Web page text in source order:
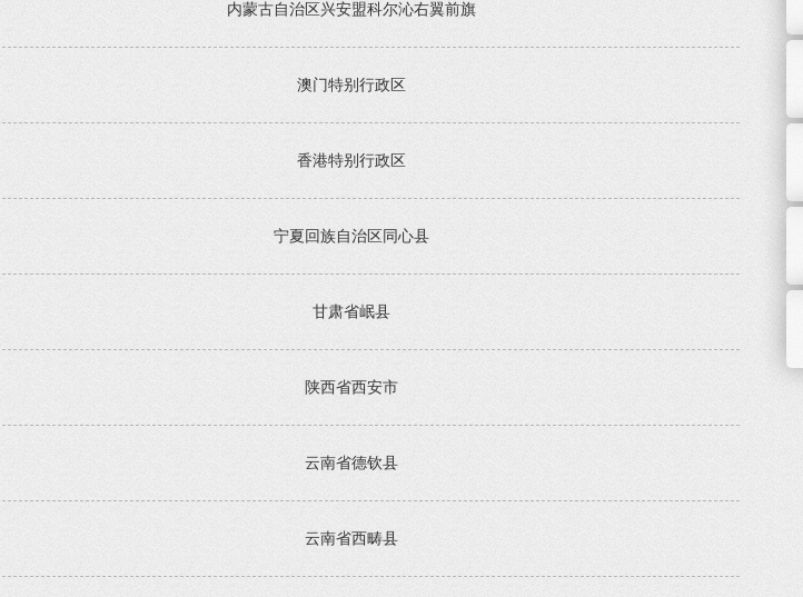
内蒙古自治区兴安盟科尔沁右翼前旗
澳门特别行政区
香港特别行政区
宁夏回族自治区同心县
甘肃省岷县
陕西省西安市
云南省德钦县
云南省西畴县